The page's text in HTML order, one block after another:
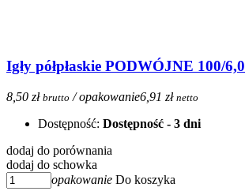
Igły półpłaskie PODWÓJNE 100/6,0
8,50 zł brutto / opakowanie6,91 zł netto
Dostępność: Dostępność - 3 dni
dodaj do porównania
dodaj do schowka
opakowanie Do koszyka